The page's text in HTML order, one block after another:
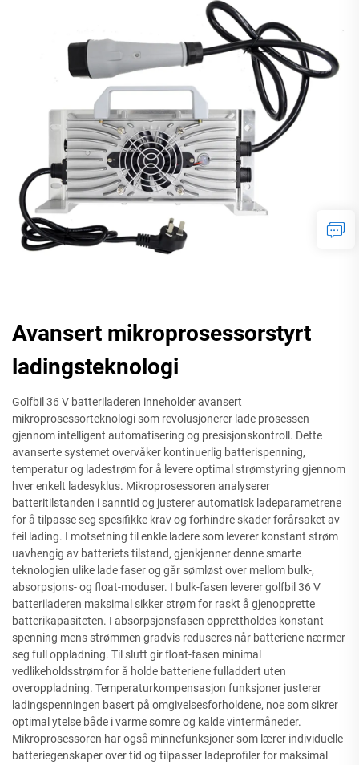
Avansert mikroprosessorstyrt
ladingsteknologi
Golfbil 36 V batteriladeren inneholder avansert
mikroprosessorteknologi som revolusjonerer lade prosessen
gjennom intelligent automatisering og presisjonskontroll. Dette
avanserte systemet overvåker kontinuerlig batterispenning,
temperatur og ladestrøm for å levere optimal strømstyring gjennom
hver enkelt ladesyklus. Mikroprosessoren analyserer
batteritilstanden i sanntid og justerer automatisk ladeparametrene
for å tilpasse seg spesifikke krav og forhindre skader forårsaket av
feil lading. I motsetning til enkle ladere som leverer konstant strøm
uavhengig av batteriets tilstand, gjenkjenner denne smarte
teknologien ulike lade faser og går sømløst over mellom bulk-,
absorpsjons- og float-moduser. I bulk-fasen leverer golfbil 36 V
batteriladeren maksimal sikker strøm for raskt å gjenopprette
batterikapasiteten. I absorpsjonsfasen opprettholdes konstant
spenning mens strømmen gradvis reduseres når batteriene nærmer
seg full oppladning. Til slutt gir float-fasen minimal
vedlikeholdsstrøm for å holde batteriene fulladdert uten
overoppladning. Temperaturkompensasjon funksjoner justerer
ladingspenningen basert på omgivelsesforholdene, noe som sikrer
optimal ytelse både i varme somre og kalde vintermåneder.
Mikroprosessoren har også minnefunksjoner som lærer individuelle
batteriegenskaper over tid og tilpasser ladeprofiler for maksimal